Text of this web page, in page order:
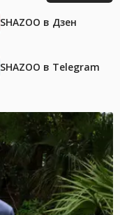
SHAZOO в Дзен
SHAZOO в Telegram